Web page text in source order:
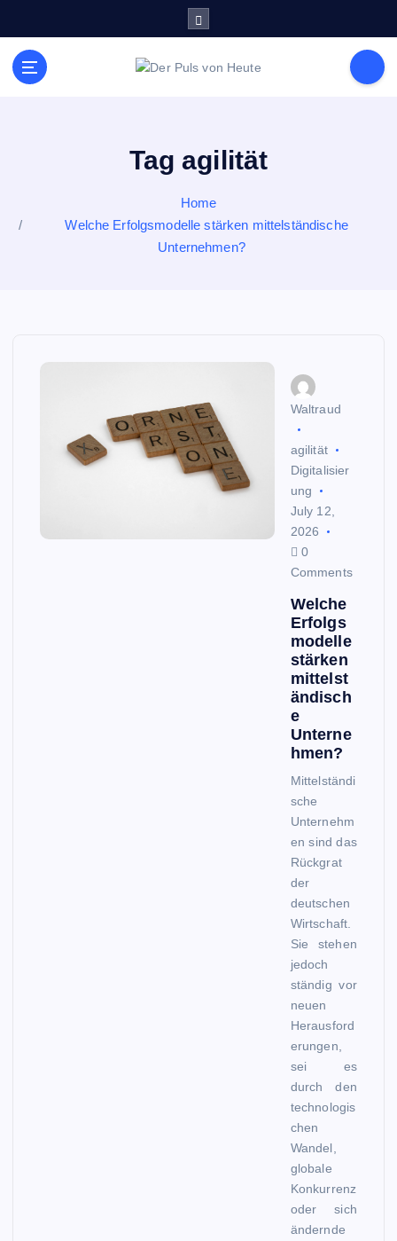
Tag agilität
Home
Welche Erfolgsmodelle stärken mittelständische
Unternehmen?
Waltraud
agilität
Digitalisier
ung
July 12,
2026
0
Comments
Welche
Erfolgs
modelle
stärken
mittelst
ändisch
e
Unterne
hmen?
Mittelständi
sche
Unternehm
en sind das
Rückgrat
der
deutschen
Wirtschaft.
Sie stehen
jedoch
ständig vor
neuen
Herausford
erungen,
sei es
durch den
technologis
chen
Wandel,
globale
Konkurrenz
oder sich
ändernde